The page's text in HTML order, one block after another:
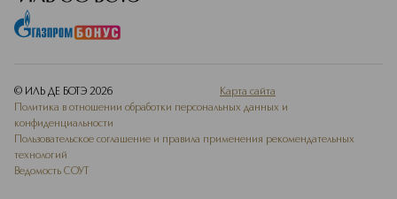
© ИЛЬ ДЕ БОТЭ 2026
Карта сайта
Политика в отношении обработки персональных данных и
конфиденциальности
Пользовательское соглашение и правила применения рекомендательных
технологий
Ведомость СОУТ